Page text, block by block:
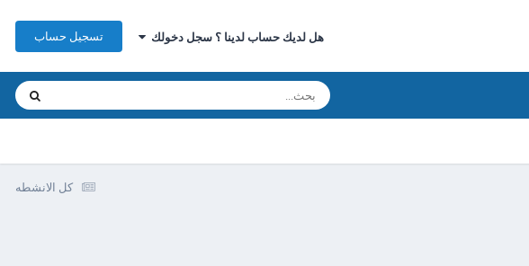
هل لديك حساب لدينا ؟ سجل دخولك تسجيل حساب
كل الانشطه